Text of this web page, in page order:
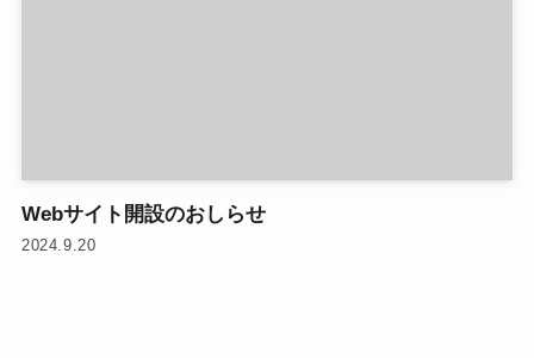
Webサイト開設のおしらせ
2024.9.20